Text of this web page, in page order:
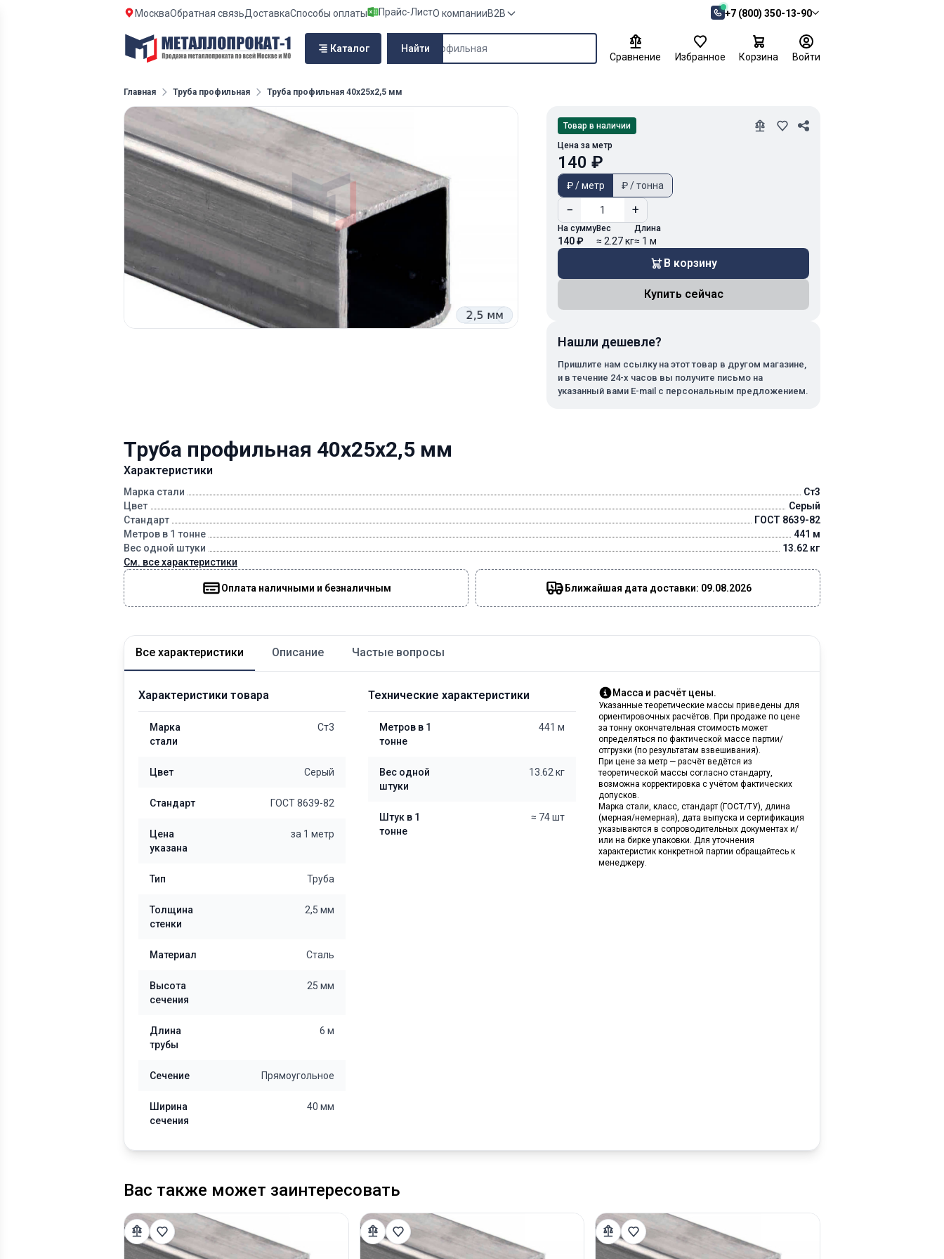
МоскваОбратная связьДоставкаСпособы оплаты Прайс-ЛистО компанииB2B +7 (800) 350-13-90
Каталог Найти
Сравнение Избранное Корзина Войти
Главная Труба профильная Труба профильная 40х25х2,5 мм
Труба профильная 40х25х2,5 мм
Характеристики
Марка стали
Ст3
Цвет
Серый
Стандарт
ГОСТ 8639-82
Метров в 1 тонне
441 м
Вес одной штуки
13.62 кг
См. все характеристики
Оплата наличными и безналичным Ближайшая дата доставки: 09.08.2026
Товар в наличии
Цена за метр
140 ₽
₽ / метр ₽ / тонна
− +
На сумму
140 ₽
Вес
≈ 2.27 кг
Длина
≈ 1 м
В корзину
Купить сейчас
Нашли дешевле?
Пришлите нам ссылку на этот товар в другом магазине,
и в течение 24-х часов вы получите письмо на
указанный вами E-mail с персональным предложением.
Все характеристики Описание Частые вопросы
Характеристики товара
Марка
стали
Ст3
Цвет Серый
Стандарт ГОСТ 8639-82
Цена
указана
за 1 метр
Тип Труба
Толщина
стенки
2,5 мм
Материал Сталь
Высота
сечения
25 мм
Длина
трубы
6 м
Сечение Прямоугольное
Ширина
сечения
40 мм
Технические характеристики
Метров в 1
тонне
441 м
Вес одной
штуки
13.62 кг
Штук в 1
тонне
≈ 74 шт
Масса и расчёт цены.
Указанные теоретические массы приведены для
ориентировочных расчётов. При продаже по цене
за тонну окончательная стоимость может
определяться по фактической массе партии/
отгрузки (по результатам взвешивания).
При цене за метр — расчёт ведётся из
теоретической массы согласно стандарту,
возможна корректировка с учётом фактических
допусков.
Марка стали, класс, стандарт (ГОСТ/ТУ), длина
(мерная/немерная), дата выпуска и сертификация
указываются в сопроводительных документах и/
или на бирке упаковки. Для уточнения
характеристик конкретной партии обращайтесь к
менеджеру.
Вас также может заинтересовать